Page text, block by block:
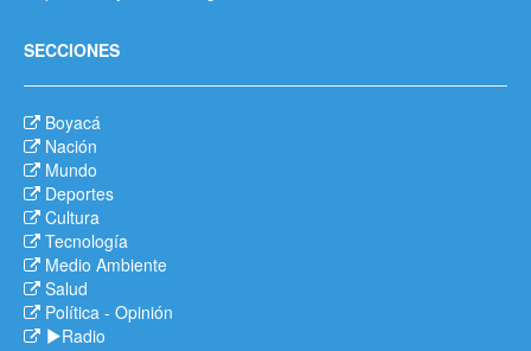
SECCIONES
Boyacá
Nación
Mundo
Deportes
Cultura
Tecnología
Medio Ambiente
Salud
Política - Opinión
Radio